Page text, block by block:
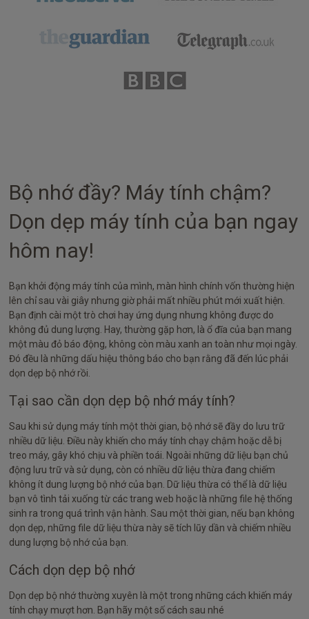
Bộ nhớ đầy? Máy tính chậm?
Dọn dẹp máy tính của bạn ngay
hôm nay!
Bạn khởi động máy tính của mình, màn hình chính vốn thường hiện
lên chỉ sau vài giây nhưng giờ phải mất nhiều phút mới xuất hiện.
Bạn định cài một trò chơi hay ứng dụng nhưng không được do
không đủ dung lượng. Hay, thường gặp hơn, là ổ đĩa của bạn mang
một màu đỏ báo động, không còn màu xanh an toàn như mọi ngày.
Đó đều là những dấu hiệu thông báo cho bạn rằng đã đến lúc phải
dọn dẹp bộ nhớ rồi.
Tại sao cần dọn dẹp bộ nhớ máy tính?
Sau khi sử dụng máy tính một thời gian, bộ nhớ sẽ đầy do lưu trữ
nhiều dữ liệu. Điều này khiến cho máy tính chạy chậm hoặc dễ bị
treo máy, gây khó chịu và phiền toái. Ngoài những dữ liệu bạn chủ
động lưu trữ và sử dụng, còn có nhiều dữ liệu thừa đang chiếm
không ít dung lượng bộ nhớ của bạn. Dữ liệu thừa có thể là dữ liệu
bạn vô tình tải xuống từ các trang web hoặc là những file hệ thống
sinh ra trong quá trình vận hành. Sau một thời gian, nếu bạn không
dọn dẹp, những file dữ liệu thừa này sẽ tích lũy dần và chiếm nhiều
dung lượng bộ nhớ của bạn.
Cách dọn dẹp bộ nhớ
Dọn dẹp bộ nhớ thường xuyên là một trong những cách khiến máy
tính chạy mượt hơn. Bạn hãy một số cách sau nhé